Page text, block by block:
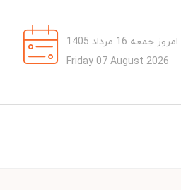
امروز جمعه 16 مرداد 1405
Friday 07 August 2026